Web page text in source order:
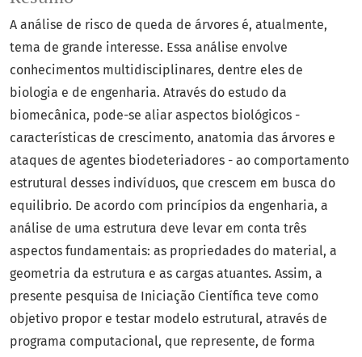
A análise de risco de queda de árvores é, atualmente,
tema de grande interesse. Essa análise envolve
conhecimentos multidisciplinares, dentre eles de
biologia e de engenharia. Através do estudo da
biomecânica, pode-se aliar aspectos biológicos -
características de crescimento, anatomia das árvores e
ataques de agentes biodeteriadores - ao comportamento
estrutural desses indivíduos, que crescem em busca do
equilibrio. De acordo com princípios da engenharia, a
análise de uma estrutura deve levar em conta três
aspectos fundamentais: as propriedades do material, a
geometria da estrutura e as cargas atuantes. Assim, a
presente pesquisa de Iniciação Científica teve como
objetivo propor e testar modelo estrutural, através de
programa computacional, que represente, de forma